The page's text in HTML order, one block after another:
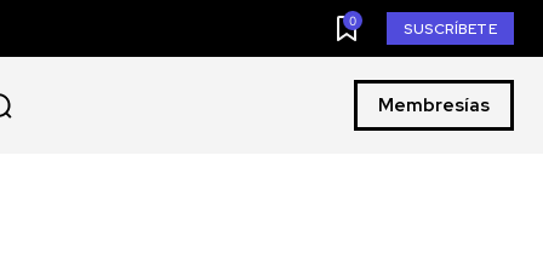
0 SUSCRÍBETE
Membresías